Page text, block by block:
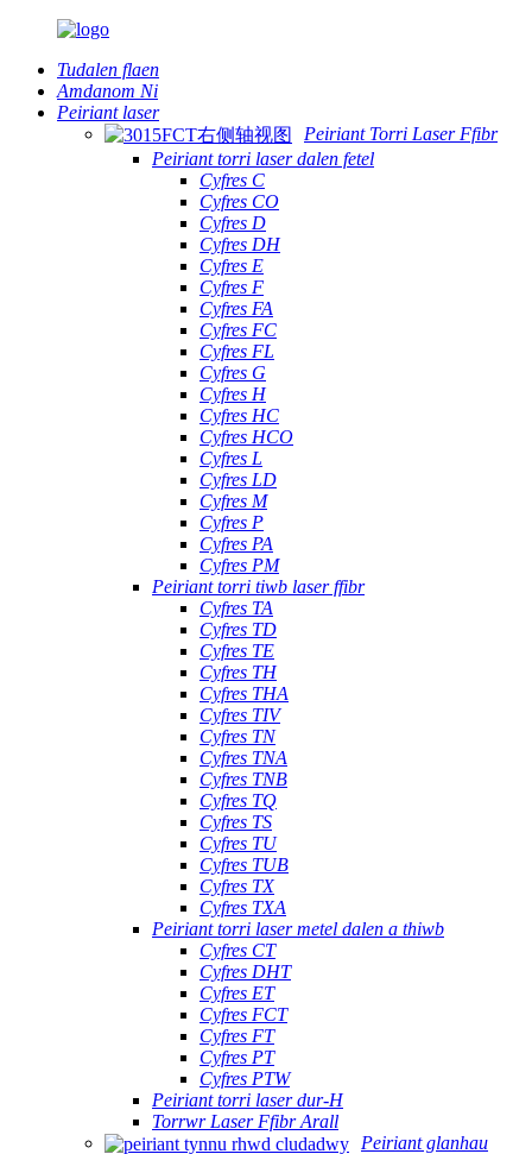
Tudalen flaen
Amdanom Ni
Peiriant laser
Peiriant Torri Laser Ffibr
Peiriant torri laser dalen fetel
Cyfres C
Cyfres CO
Cyfres D
Cyfres DH
Cyfres E
Cyfres F
Cyfres FA
Cyfres FC
Cyfres FL
Cyfres G
Cyfres H
Cyfres HC
Cyfres HCO
Cyfres L
Cyfres LD
Cyfres M
Cyfres P
Cyfres PA
Cyfres PM
Peiriant torri tiwb laser ffibr
Cyfres TA
Cyfres TD
Cyfres TE
Cyfres TH
Cyfres THA
Cyfres TIV
Cyfres TN
Cyfres TNA
Cyfres TNB
Cyfres TQ
Cyfres TS
Cyfres TU
Cyfres TUB
Cyfres TX
Cyfres TXA
Peiriant torri laser metel dalen a thiwb
Cyfres CT
Cyfres DHT
Cyfres ET
Cyfres FCT
Cyfres FT
Cyfres PT
Cyfres PTW
Peiriant torri laser dur-H
Torrwr Laser Ffibr Arall
Peiriant glanhau